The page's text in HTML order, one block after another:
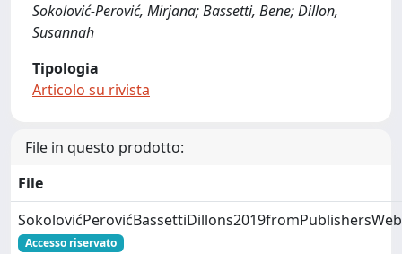
Sokolović-Perović, Mirjana; Bassetti, Bene; Dillon,
Susannah
Tipologia
Articolo su rivista
File in questo prodotto:
File
Accesso riservato